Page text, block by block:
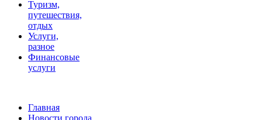
Туризм,
путешествия,
отдых
Услуги,
разное
Финансовые
услуги
Главная